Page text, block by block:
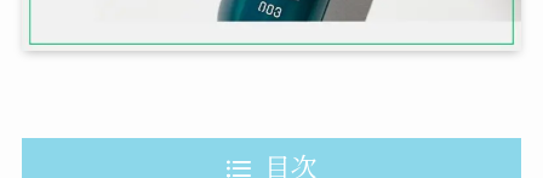
目次